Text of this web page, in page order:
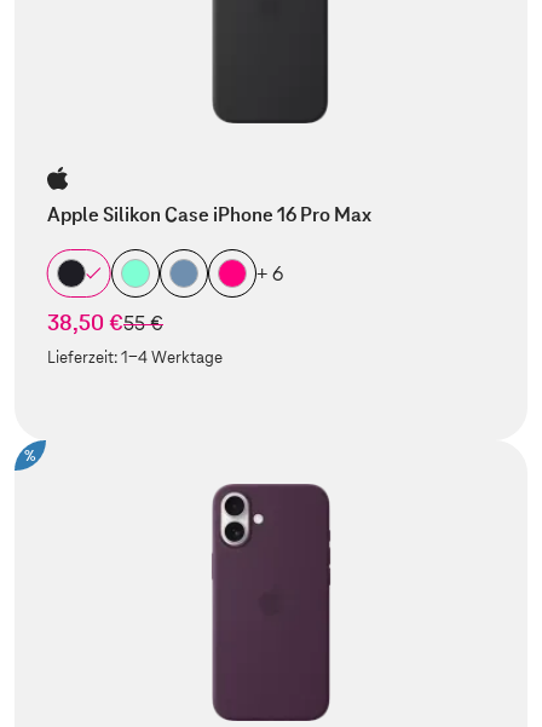
Apple Silikon Case iPhone 16 Pro Max
+ 6
38,50 €statt
55 €
Lieferzeit:1-4 Werktage
%